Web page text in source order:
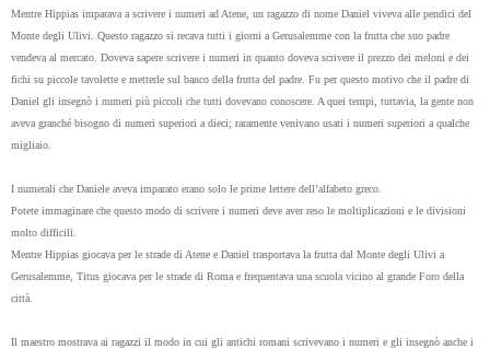
Mentre Hippias imparava a scrivere i numeri ad Atene, un ragazzo di nome Daniel viveva alle pendici del
Monte degli Ulivi. Questo ragazzo si recava tutti i giorni a Gerusalemme con la frutta che suo padre
vendeva al mercato. Doveva sapere scrivere i numeri in quanto doveva scrivere il prezzo dei meloni e dei
fichi su piccole tavolette e metterle sul banco della frutta del padre. Fu per questo motivo che il padre di
Daniel gli insegnò i numeri più piccoli che tutti dovevano conoscere. A quei tempi, tuttavia, la gente non
aveva granché bisogno di numeri superiori a dieci; raramente venivano usati i numeri superiori a qualche
migliaio.
I numerali che Daniele aveva imparato erano solo le prime lettere dell’alfabeto greco.
Potete immaginare che questo modo di scrivere i numeri deve aver reso le moltiplicazioni e le divisioni
molto difficili.
Mentre Hippias giocava per le strade di Atene e Daniel trasportava la frutta dal Monte degli Ulivi a
Gerusalemme, Titus giocava per le strade di Roma e frequentava una scuola vicino al grande Foro della
città.
Il maestro mostrava ai ragazzi il modo in cui gli antichi romani scrivevano i numeri e gli insegnò anche i